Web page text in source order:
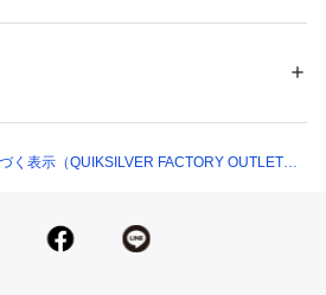
く表示（QUIKSILVER FACTORY OUTLET